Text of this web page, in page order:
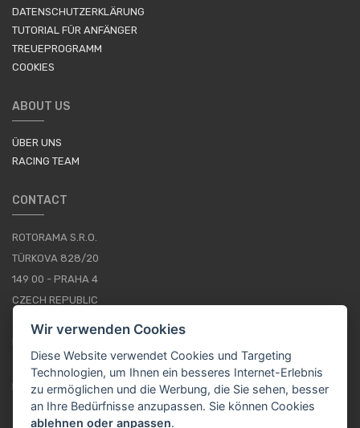
DATENSCHUTZERKLÄRUNG
TUTORIAL FÜR ANFÄNGER
TREUEPROGRAMM
COOKIES
ABOUT US
ÜBER UNS
RACING TEAM
CONTACT
ROTORAMA S.R.O.
TÜRKOVA 828/20
149 00 - PRAHA 4
CZECH REPUBLIC
IMPRESSUM
Wir verwenden Cookies
Diese Website verwendet Cookies und Targeting
Technologien, um Ihnen ein besseres Internet-Erlebnis
zu ermöglichen und die Werbung, die Sie sehen, besser
an Ihre Bedürfnisse anzupassen. Sie können Cookies
ablehnen oder anpassen.